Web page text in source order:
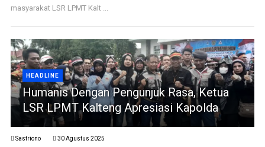
masyarakat LSR LPMT Kalt ...
HEADLINE
Humanis Dengan Pengunjuk Rasa, Ketua
LSR LPMT Kalteng Apresiasi Kapolda
Sastriono 30 Agustus 2025